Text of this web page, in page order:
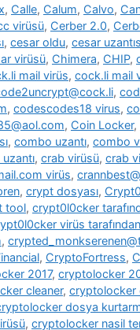
, Calle, Calum, Calvo,
virüsü, Cerber 2.0,
, cesar oldu, cesar
virüsü, Chimera, CHIP,
mail virüs, cock.li mail
,
, codescodes18 virus,
, Coin Locker,
, combo uzantı, combo
, crab virüsü, crab
virüs,
, crypt dosyası,
tool, crypt0l0cker
virüs tarafından
,
, CryptoFortress,
2017, cryptolocker
cleaner, cryptolocker
dosya
, cryptolocker nasil